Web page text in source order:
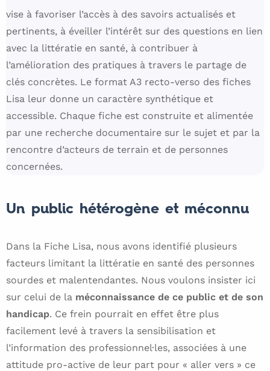
vise à favoriser l’accès à des savoirs actualisés et
pertinents, à éveiller l’intérêt sur des questions en lien
avec la littératie en santé, à contribuer à
l’amélioration des pratiques à travers le partage de
clés concrètes. Le format A3 recto-verso des fiches
Lisa leur donne un caractère synthétique et
accessible. Chaque fiche est construite et alimentée
par une recherche documentaire sur le sujet et par la
rencontre d’acteurs de terrain et de personnes
concernées.
Un public hétérogène et méconnu
Dans la Fiche Lisa, nous avons identifié plusieurs
facteurs limitant la littératie en santé des personnes
sourdes et malentendantes. Nous voulons insister ici
sur celui de la méconnaissance de ce public et de son
handicap. Ce frein pourrait en effet être plus
facilement levé à travers la sensibilisation et
l’information des professionnel·les, associées à une
attitude pro-active de leur part pour « aller vers » ce